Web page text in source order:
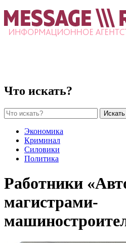
Что искать?
Искать
Экономика
Криминал
Силовики
Политика
Работники
магистрами-